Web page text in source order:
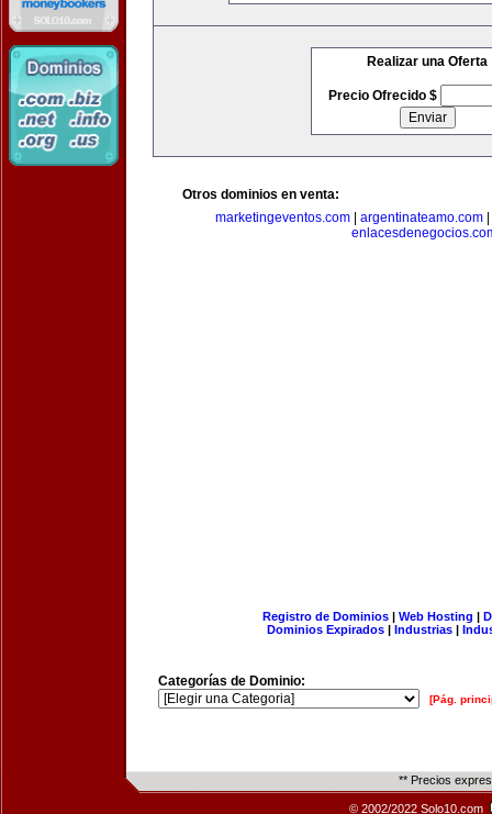
Realizar una Oferta
Precio Ofrecido $
Otros dominios en venta:
marketingeventos.com| argentinateamo.com|
Registro de Dominios| Web Hosting |
Dominios Expirados | Industrias |
Categorías de Dominio:
[Pág.
** Precios
© 2002/2022 Solo10.com